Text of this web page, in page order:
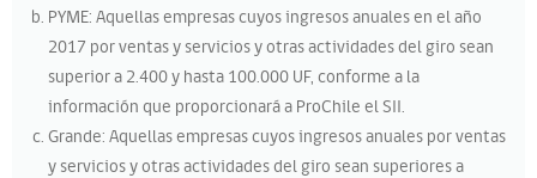
PYME: Aquellas empresas cuyos ingresos anuales en el año
2017 por ventas y servicios y otras actividades del giro sean
superior a 2.400 y hasta 100.000 UF, conforme a la
información que proporcionará a ProChile el SII.
Grande: Aquellas empresas cuyos ingresos anuales por ventas
y servicios y otras actividades del giro sean superiores a